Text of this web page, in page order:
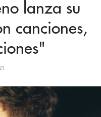
lanza su
canciones,